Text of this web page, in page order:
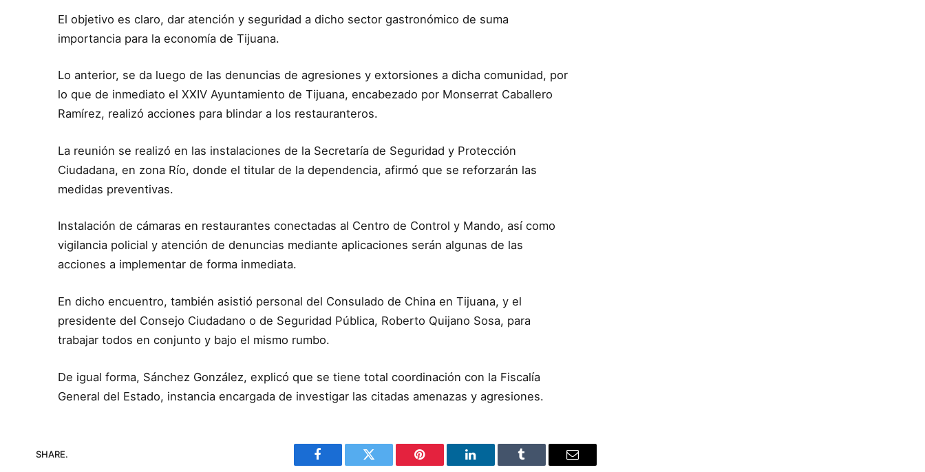
El objetivo es claro, dar atención y seguridad a dicho sector gastronómico de suma
importancia para la economía de Tijuana.
Lo anterior, se da luego de las denuncias de agresiones y extorsiones a dicha comunidad, por
lo que de inmediato el XXIV Ayuntamiento de Tijuana, encabezado por Monserrat Caballero
Ramírez, realizó acciones para blindar a los restauranteros.
La reunión se realizó en las instalaciones de la Secretaría de Seguridad y Protección
Ciudadana, en zona Río, donde el titular de la dependencia, afirmó que se reforzarán las
medidas preventivas.
Instalación de cámaras en restaurantes conectadas al Centro de Control y Mando, así como
vigilancia policial y atención de denuncias mediante aplicaciones serán algunas de las
acciones a implementar de forma inmediata.
En dicho encuentro, también asistió personal del Consulado de China en Tijuana, y el
presidente del Consejo Ciudadano o de Seguridad Pública, Roberto Quijano Sosa, para
trabajar todos en conjunto y bajo el mismo rumbo.
De igual forma, Sánchez González, explicó que se tiene total coordinación con la Fiscalía
General del Estado, instancia encargada de investigar las citadas amenazas y agresiones.
SHARE.
Facebook Twitter Pinterest LinkedIn Tumblr Email